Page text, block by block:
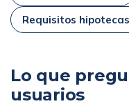
Requisitos hipotecas
Lo que
usuarios